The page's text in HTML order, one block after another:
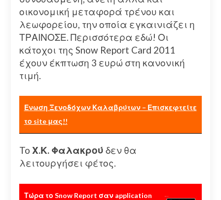
οικονομική μεταφορά τρένου και
λεωφορείου, την οποία εγκαινιάζει η
ΤΡΑΙΝΟΣΕ. Περισσότερα εδώ! Οι
κάτοχοι της Snow Report Card 2011
έχουν έκπτωση 3 ευρώ στη κανονική
τιμή.
Ενωση Ξενοδόχων Καλαβρύτων – Επισκεφτείτε
το site μας!!
To Χ.Κ. Φαλακρού δεν θα
λειτουργήσει φέτος.
Τώρα το Snow Report σαν application